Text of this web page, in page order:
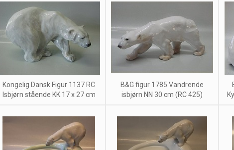
Kongelig Dansk Figur 1137 RC
Isbjørn stående KK 17 x 27 cm
B&G figur 1785 Vandrende
isbjørn NN 30 cm (RC 425)